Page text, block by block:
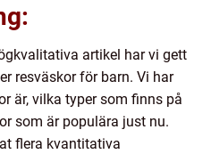
artikel har vi gett
resväskor för barn. Vi har
är, vilka typer som finns på
som är populära just nu.
flera kvantitativa